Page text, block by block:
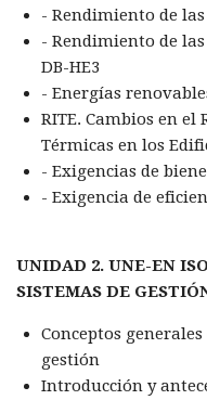
- Rendimiento de
- Rendimiento de
DB-HE3
- Energías
RITE. Cambios en
Térmicas en los
- Exigencias de
- Exigencia de
UNIDAD 2. UNE-EN
SISTEMAS DE
Conceptos
gestión
Introducción y